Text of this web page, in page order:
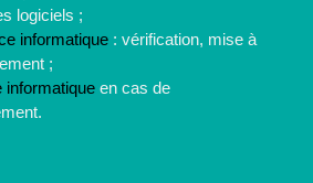
logiciels ;
informatique : vérification, mise à
;
informatique en cas de